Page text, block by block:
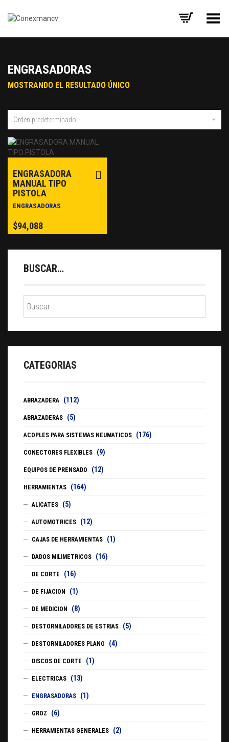
Toggle Menu
ENGRASADORAS
MOSTRANDO EL RESULTADO ÚNICO
Orden predeterminado
ENGRASADORA
MANUAL TIPO
PISTOLA
ENGRASADORAS
$94,088
BUSCAR…
CATEGORIAS
ABRAZADERA (112)
ABRAZADERAS (5)
ACOPLES PARA SISTEMAS NEUMATICOS (176)
CONECTORES FLEXIBLES (9)
EQUIPOS DE PRENSADO (12)
HERRAMIENTAS (164)
ALICATES (5)
AUTOMOTRICES (12)
CAJAS DE HERRAMIENTAS (1)
DADOS MILIMETRICOS (16)
DE CORTE (16)
DE FIJACION (1)
DE MEDICION (8)
DESTORNILADORES DE ESTRIAS (5)
DESTORNILADORES PLANO (4)
DISCOS DE CORTE (1)
ELECTRICAS (13)
ENGRASADORAS (1)
GROZ (6)
HERRAMIENTAS GENERALES (2)